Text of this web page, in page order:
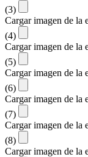
(3)
Cargar imagen de la
(4)
Cargar imagen de la
(5)
Cargar imagen de la
(6)
Cargar imagen de la
(7)
Cargar imagen de la
(8)
Cargar imagen de la